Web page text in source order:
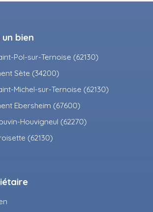
bien
Pol-sur-Ternoise (62130)
Sète (34200)
Michel-sur-Ternoise (62130)
Ebersheim (67600)
Houvigneul (62270)
(62130)